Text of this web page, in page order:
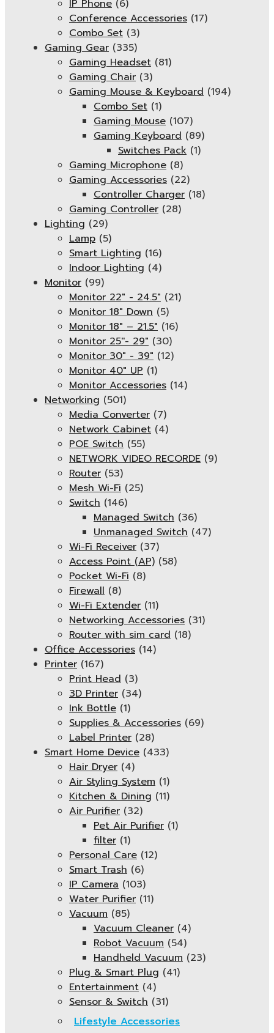
IP Phone (6)
Conference Accessories (17)
Combo Set (3)
Gaming Gear (335)
Gaming Headset (81)
Gaming Chair (3)
Gaming Mouse & Keyboard (194)
Combo Set (1)
Gaming Mouse (107)
Gaming Keyboard (89)
Switches Pack (1)
Gaming Microphone (8)
Gaming Accessories (22)
Controller Charger (18)
Gaming Controller (28)
Lighting (29)
Lamp (5)
Smart Lighting (16)
Indoor Lighting (4)
Monitor (99)
Monitor 22" - 24.5" (21)
Monitor 18" Down (5)
Monitor 18″ – 21.5″ (16)
Monitor 25''- 29" (30)
Monitor 30" - 39" (12)
Monitor 40" UP (1)
Monitor Accessories (14)
Networking (501)
Media Converter (7)
Network Cabinet (4)
POE Switch (55)
NETWORK VIDEO RECORDE (9)
Router (53)
Mesh Wi-Fi (25)
Switch (146)
Managed Switch (36)
Unmanaged Switch (47)
Wi-Fi Receiver (37)
Access Point (AP) (58)
Pocket Wi-Fi (8)
Firewall (8)
Wi-Fi Extender (11)
Networking Accessories (31)
Router with sim card (18)
Office Accessories (14)
Printer (167)
Print Head (3)
3D Printer (34)
Ink Bottle (1)
Supplies & Accessories (69)
Label Printer (28)
Smart Home Device (433)
Hair Dryer (4)
Air Styling System (1)
Kitchen & Dining (11)
Air Purifier (32)
Pet Air Purifier (1)
filter (1)
Personal Care (12)
Smart Trash (6)
IP Camera (103)
Water Purifier (11)
Vacuum (85)
Vacuum Cleaner (4)
Robot Vacuum (54)
Handheld Vacuum (23)
Plug & Smart Plug (41)
Entertainment (4)
Sensor & Switch (31)
Lifestyle Accessories